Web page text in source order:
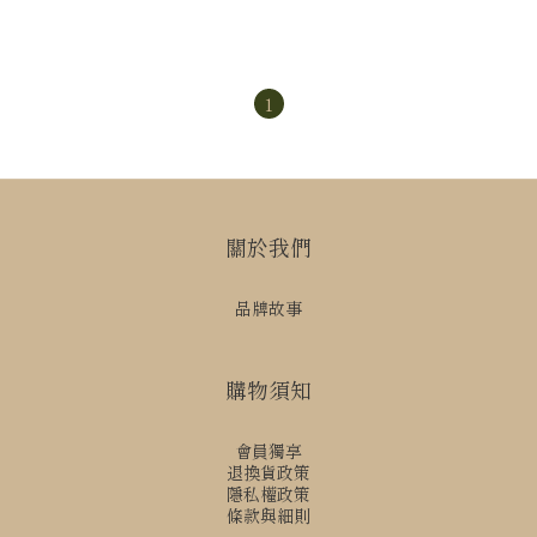
1
關於我們
品牌故事
購物須知
會員獨享
退換貨政策
隱私權政策
條款與細則